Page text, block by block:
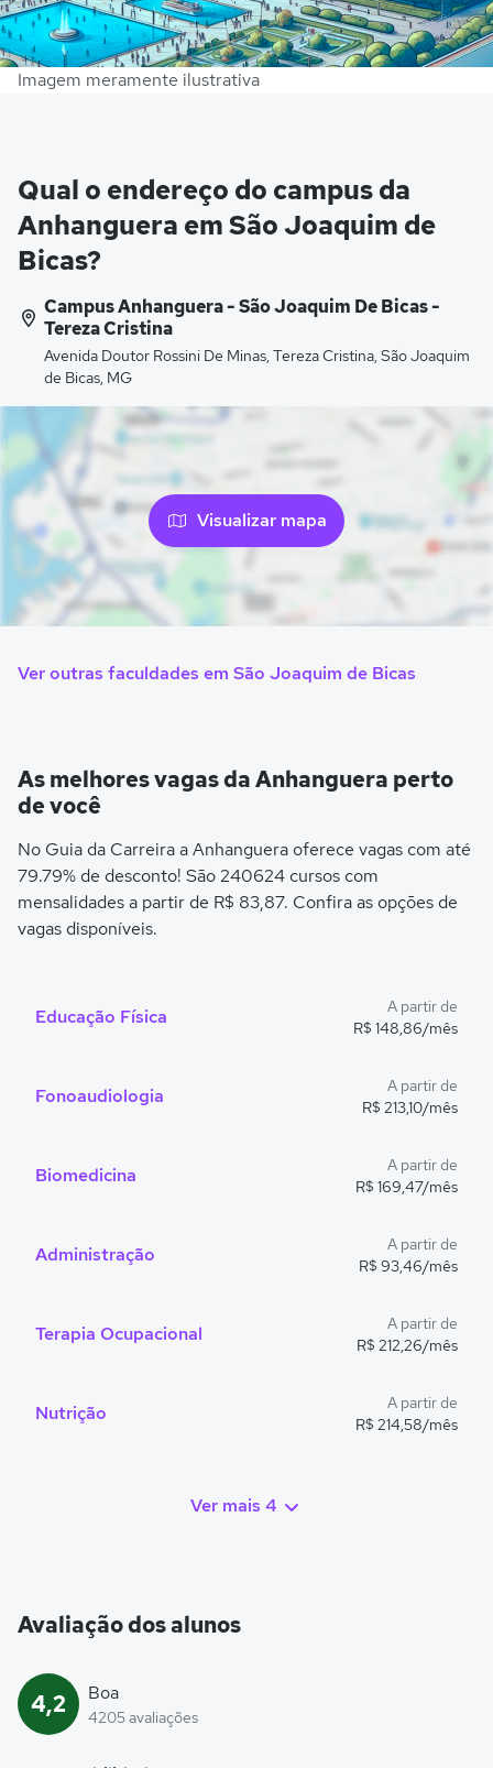
Imagem meramente ilustrativa
Qual o endereço do campus da
Anhanguera em São Joaquim de
Bicas?
Campus Anhanguera - São Joaquim De Bicas -
Tereza Cristina
Avenida Doutor Rossini De Minas, Tereza Cristina, São Joaquim
de Bicas, MG
Visualizar mapa
Ver outras faculdades em São Joaquim de Bicas
As melhores vagas da Anhanguera perto
de você
No Guia da Carreira a Anhanguera oferece vagas com até
79.79% de desconto! São 240624 cursos com
mensalidades a partir de R$ 83,87. Confira as opções de
vagas disponíveis.
Educação Física
A partir de
R$ 148,86/mês
Fonoaudiologia
A partir de
R$ 213,10/mês
Biomedicina
A partir de
R$ 169,47/mês
Administração
A partir de
R$ 93,46/mês
Terapia Ocupacional
A partir de
R$ 212,26/mês
Nutrição
A partir de
R$ 214,58/mês
Ver mais 4
Avaliação dos alunos
4,2 Boa
4205 avaliações